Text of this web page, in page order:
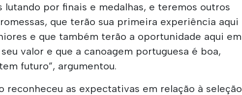
lutando por finais e medalhas, e teremos outros
que terão sua primeira experiência aqui
e que também terão a oportunidade aqui em
valor e que a canoagem portuguesa é boa,
futuro”, argumentou.
reconheceu as expectativas em relação à seleção